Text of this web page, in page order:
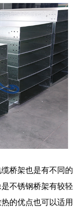
桥架也是有不同的
不锈钢桥架有较轻
的优点也可以适用